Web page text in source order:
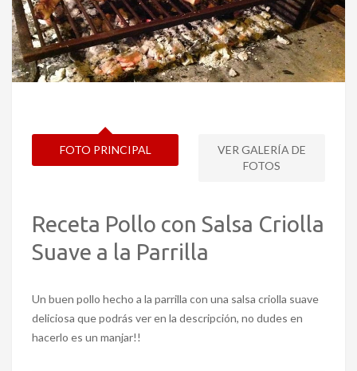
FOTO PRINCIPAL
VER GALERÍA DE
FOTOS
Receta Pollo con Salsa Criolla
Suave a la Parrilla
Un buen pollo hecho a la parrilla con una salsa criolla suave
deliciosa que podrás ver en la descripción, no dudes en
hacerlo es un manjar!!